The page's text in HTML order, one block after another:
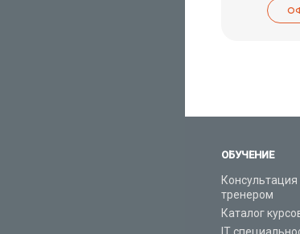
ОБУЧЕНИЕ
Консультация
тренером
Каталог
IT